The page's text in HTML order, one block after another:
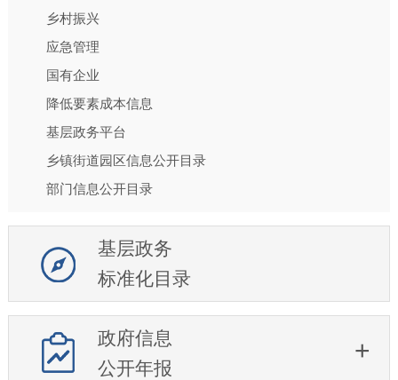
乡村振兴
应急管理
国有企业
降低要素成本信息
基层政务平台
乡镇街道园区信息公开目录
部门信息公开目录
基层政务
标准化目录
政府信息
公开年报